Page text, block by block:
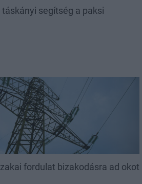
táskányi segítség a paksi
fordulat bizakodásra ad okot